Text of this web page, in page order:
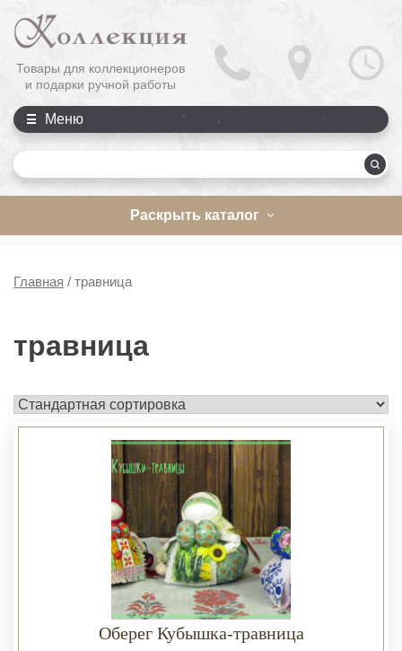
Товары для коллекционеров
и подарки ручной работы
Меню
Раскрыть каталог
Главная / травница
травница
Оберег Кубышка-травница